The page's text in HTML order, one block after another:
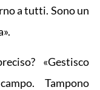
a tutti. Sono un
«Gestisco
Tampono